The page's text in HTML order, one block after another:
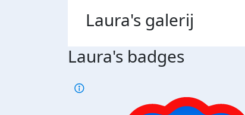
Laura's galerij
Laura's badges